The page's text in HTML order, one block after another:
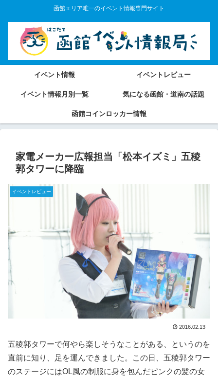
函館エリア唯一のイベント情報専門サイト
イベント情報 イベントレビュー
イベント情報月別一覧 気になる函館・道南の話題
函館コインロッカー情報
家電メーカー広報担当「松本イズミ」五稜
郭タワーに降臨
イベントレビュー
2016.02.13
五稜郭タワーで何やら楽しそうなことがある、というのを
直前に知り、足を運んできました。この日、五稜郭タワー
のステージにはOL風の制服に身を包んだピンクの髪の女